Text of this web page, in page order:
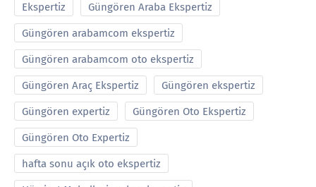
Ekspertiz Güngören Araba Ekspertiz
Güngören arabamcom ekspertiz
Güngören arabamcom oto ekspertiz
Güngören Araç Ekspertiz Güngören ekspertiz
Güngören expertiz Güngören Oto Ekspertiz
Güngören Oto Expertiz
hafta sonu açık oto ekspertiz